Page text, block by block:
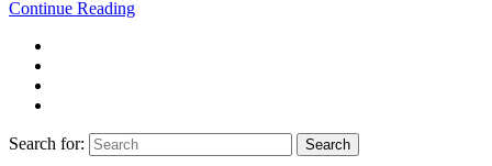
Continue Reading
Search for: Search